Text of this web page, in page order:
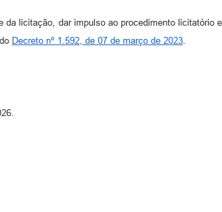
licitação, dar impulso ao procedimento licitatório
Decreto nº 1.592, de 07 de março de 2023